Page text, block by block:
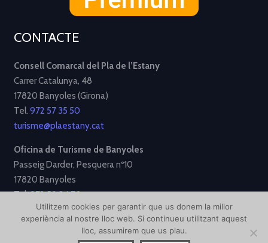
CONTACTE
Consell Comarcal del Pla de l’Estany
Carrer Catalunya, 48
17820 Banyoles (Girona)
Tel. 972 57 35 50
turisme@plaestany.cat
Oficina de Turisme de Banyoles
Passeig Darder, Pesquera nº10
17820 Banyoles
Tel.972 58 34 70
turisme@ajbanyoles.org
[Política de Privacitat][Política de Cookies]
Utilitzem cookies per garantir que us donem la millor
experiència al nostre lloc web. Si continueu utilitzant aquest
lloc, assumirem que us plau.